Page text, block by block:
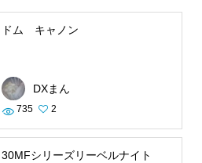
ドム キャノン
DXまん
735 2
30MFシリーズリーベルナイト